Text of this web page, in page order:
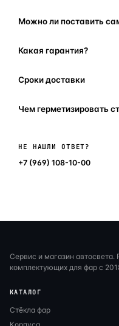
Можно ли поставить
Какая гарантия?
Сроки доставки
Чем герметизировать
НЕ НАШЛИ ОТВЕТ?
+7 (969) 108-10-00
Сервис и магазин
комплектующих для фар с
КАТАЛОГ
Стёкла фар